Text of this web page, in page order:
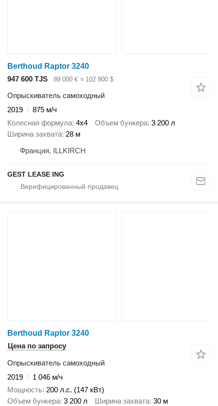
Berthoud Raptor 3240
947 600 TJS
89 000 € ≈ 102 800 $
Опрыскиватель самоходный
2019
875 м/ч
Колесная формула 4x4 Объем бункера 3 200 л
Ширина захвата 28 м
Франция, ILLKIRCH
GEST LEASE ING
Berthoud Raptor 3240
Цена по запросу
Опрыскиватель самоходный
2019
1 046 м/ч
Мощность 200 л.с. (147 кВт)
Объем бункера 3 200 л Ширина захвата 30 м